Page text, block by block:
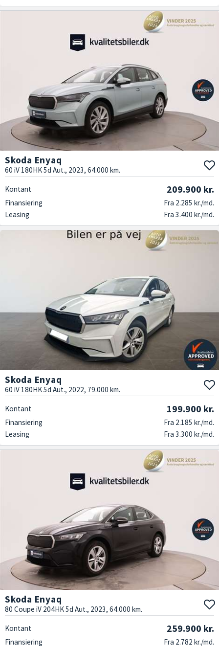
Skoda Enyaq
60 iV 180HK 5d Aut., 2023, 64.000 km.
Kontant 209.900 kr.
Finansiering
Fra 2.285 kr./md.
Leasing
Fra 3.400 kr./md.
Skoda Enyaq
60 iV 180HK 5d Aut., 2022, 79.000 km.
Kontant 199.900 kr.
Finansiering
Fra 2.185 kr./md.
Leasing
Fra 3.300 kr./md.
Skoda Enyaq
80 Coupe iV 204HK 5d Aut., 2023, 64.000 km.
Kontant 259.900 kr.
Finansiering
Fra 2.782 kr./md.